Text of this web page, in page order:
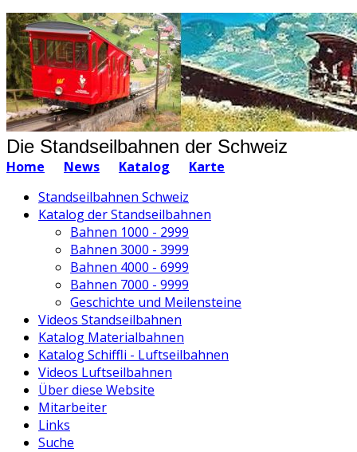
Die Standseilbahnen der Schweiz
Home News Katalog
Karte
Standseilbahnen Schweiz
Katalog der Standseilbahnen
Bahnen 1000 - 2999
Bahnen 3000 - 3999
Bahnen 4000 - 6999
Bahnen 7000 - 9999
Geschichte und Meilensteine
Videos Standseilbahnen
Katalog Materialbahnen
Katalog Schiffli - Luftseilbahnen
Videos Luftseilbahnen
Über diese Website
Mitarbeiter
Links
Suche